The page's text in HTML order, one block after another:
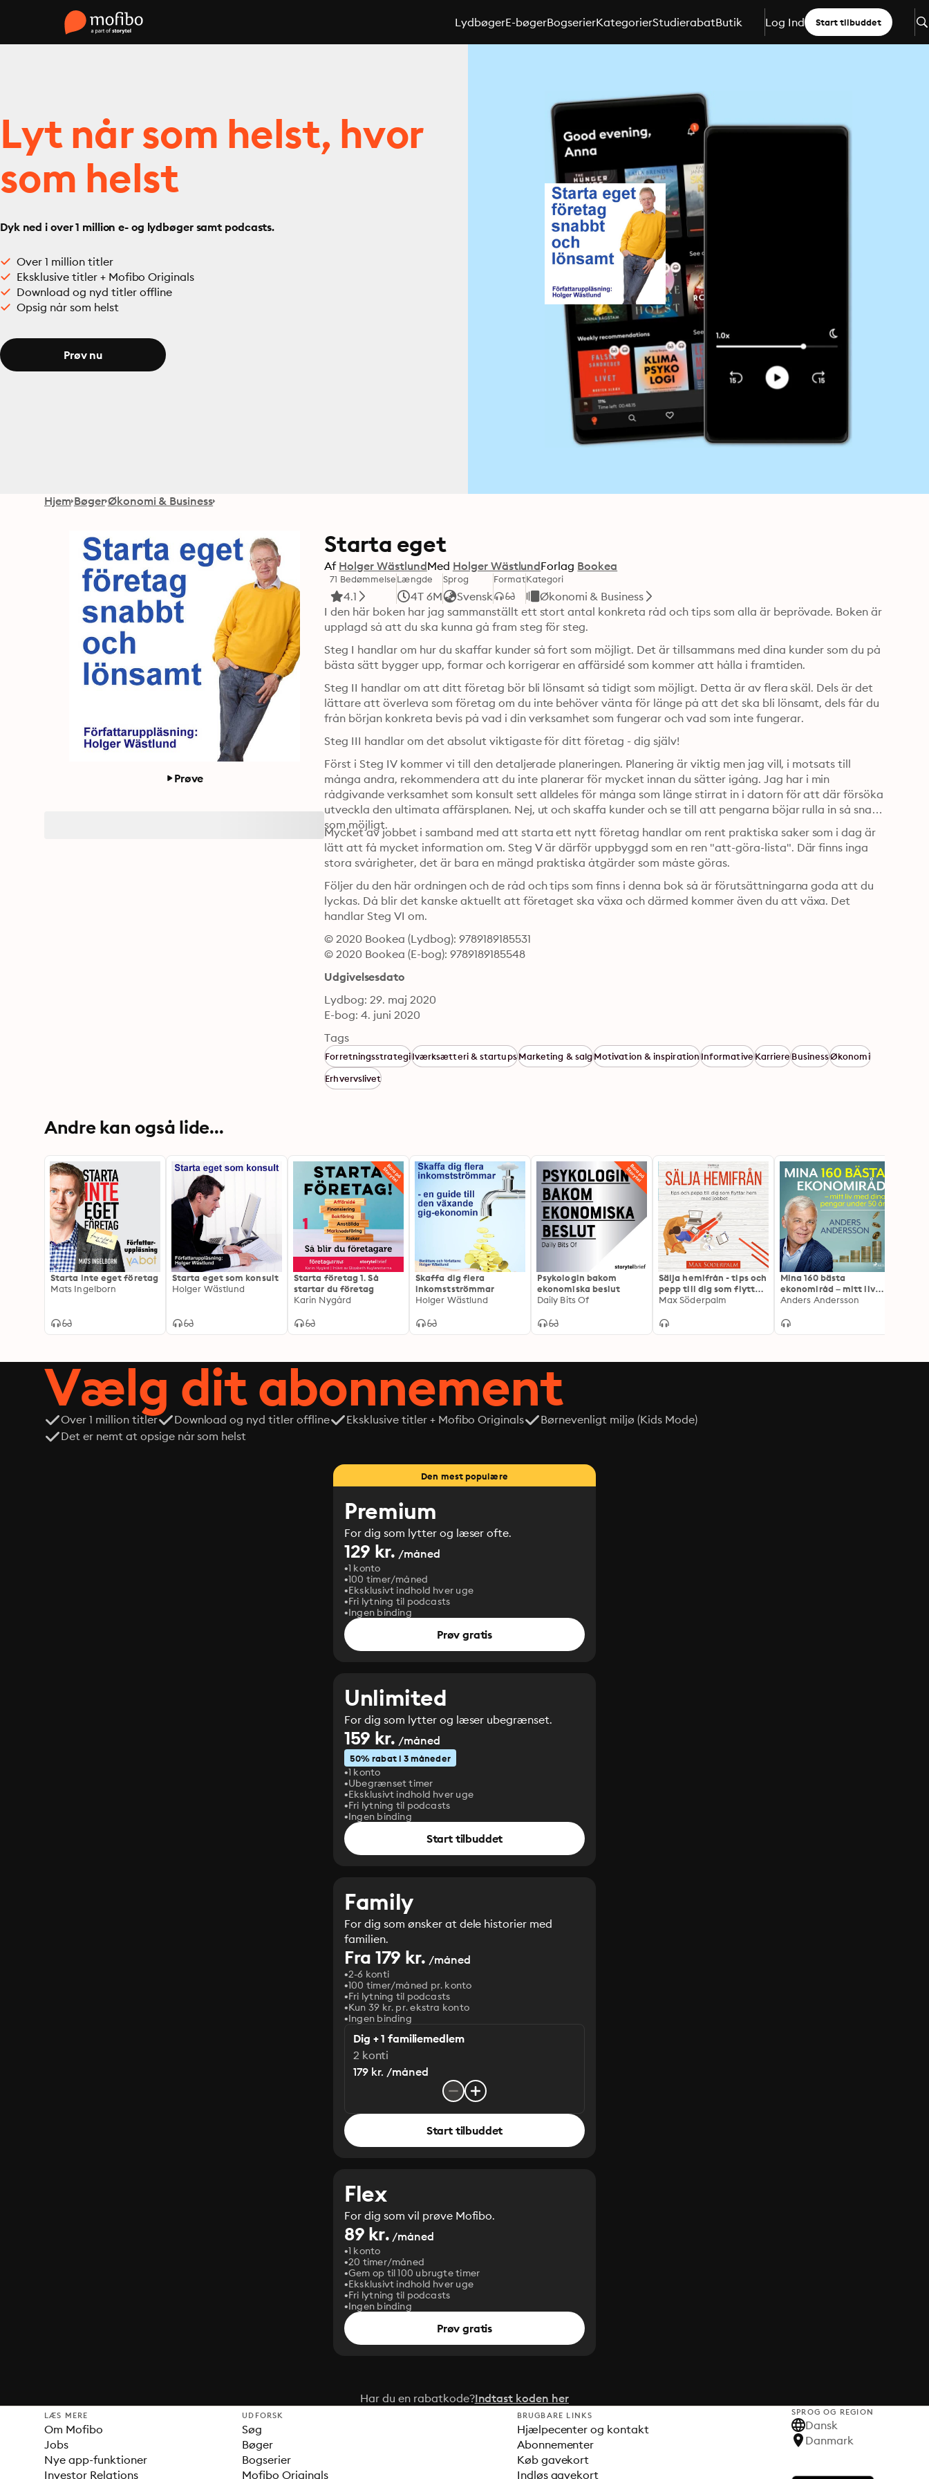
LydbøgerE-bøgerBogserierKategorierStudierabatButik Log Ind Start tilbuddet
Lyt når som helst, hvor
som helst
Dyk ned i over 1 million e- og lydbøger samt podcasts.
Over 1 million titler
Eksklusive titler + Mofibo Originals
Download og nyd titler offline
Opsig når som helst
Prøv nu
Hjem Bøger Økonomi & Business
Prøve
Starta eget
Af Holger WästlundMed Holger WästlundForlag Bookea
71 Bedømmelse
4.1
Længde
4T 6M
Sprog
Svensk
FormatKategori
Økonomi & Business
I den här boken har jag sammanställt ett stort antal konkreta råd och tips som alla är beprövade. Boken är
upplagd så att du ska kunna gå fram steg för steg.
Steg I handlar om hur du skaffar kunder så fort som möjligt. Det är tillsammans med dina kunder som du på
bästa sätt bygger upp, formar och korrigerar en affärsidé som kommer att hålla i framtiden.
Steg II handlar om att ditt företag bör bli lönsamt så tidigt som möjligt. Detta är av flera skäl. Dels är det
lättare att överleva som företag om du inte behöver vänta för länge på att det ska bli lönsamt, dels får du
från början konkreta bevis på vad i din verksamhet som fungerar och vad som inte fungerar.
Steg III handlar om det absolut viktigaste för ditt företag - dig själv!
Först i Steg IV kommer vi till den detaljerade planeringen. Planering är viktig men jag vill, i motsats till
många andra, rekommendera att du inte planerar för mycket innan du sätter igång. Jag har i min
rådgivande verksamhet som konsult sett alldeles för många som länge stirrat in i datorn för att där försöka
utveckla den ultimata affärsplanen. Nej, ut och skaffa kunder och se till att pengarna böjar rulla in så snart
som möjligt.
Mycket av jobbet i samband med att starta ett nytt företag handlar om rent praktiska saker som i dag är
lätt att få mycket information om. Steg V är därför uppbyggd som en ren "att-göra-lista". Där finns inga
stora svårigheter, det är bara en mängd praktiska åtgärder som måste göras.
Följer du den här ordningen och de råd och tips som finns i denna bok så är förutsättningarna goda att du
lyckas. Då blir det kanske aktuellt att företaget ska växa och därmed kommer även du att växa. Det
handlar Steg VI om.
© 2020 Bookea (Lydbog): 9789189185531
© 2020 Bookea (E-bog): 9789189185548
Udgivelsesdato
Lydbog: 29. maj 2020
E-bog: 4. juni 2020
Tags
ForretningsstrategiIværksætteri & startupsMarketing & salgMotivation & inspirationInformativeKarriereBusinessØkonomi
Erhvervslivet
Andre kan også lide...
Starta inte eget företag
Mats Ingelborn
Starta eget som konsult
Holger Wästlund
Starta företag 1. Så
startar du företag
Karin Nygård
Skaffa dig flera
inkomstströmmar
Holger Wästlund
Psykologin bakom
ekonomiska beslut
Daily Bits Of
Sälja hemifrån - tips och
pepp till dig som flyttar
hem med jobbet
Max Söderpalm
Mina 160 bästa
ekonomiråd – mitt liv
med dina pengar under
Anders Andersson
Vælg dit abonnement
Over 1 million titler Download og nyd titler offline Eksklusive titler + Mofibo Originals
Børnevenligt miljø (Kids Mode)
Det er nemt at opsige når som helst
Den mest populære
Premium
For dig som lytter og læser ofte.
129 kr. /måned
1 konto
100 timer/måned
Eksklusivt indhold hver uge
Fri lytning til podcasts
Ingen binding
Prøv gratis
Unlimited
For dig som lytter og læser ubegrænset.
159 kr. /måned
50% rabat i 3 måneder
1 konto
Ubegrænset timer
Eksklusivt indhold hver uge
Fri lytning til podcasts
Ingen binding
Start tilbuddet
Family
For dig som ønsker at dele historier med
familien.
Fra 179 kr. /måned
2-6 konti
100 timer/måned pr. konto
Fri lytning til podcasts
Kun 39 kr. pr. ekstra konto
Ingen binding
Dig + 1 familiemedlem
2 konti
179 kr. /måned
Start tilbuddet
Flex
For dig som vil prøve Mofibo.
89 kr. /måned
1 konto
20 timer/måned
Gem op til 100 ubrugte timer
Eksklusivt indhold hver uge
Fri lytning til podcasts
Ingen binding
Prøv gratis
Har du en rabatkode?Indtast koden her
LÆS MERE
Om Mofibo
Jobs
Nye app-funktioner
Investor Relations
UDFORSK
Søg
Bøger
Bogserier
Mofibo Originals
BRUGBARE LINKS
Hjælpecenter og kontakt
Abonnementer
Køb gavekort
Indløs gavekort
SPROG OG REGION
Dansk
Danmark